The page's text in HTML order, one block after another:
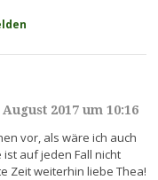
August 2017 um 10:16
vor, als wäre ich auch
ist auf jeden Fall nicht
Zeit weiterhin liebe Thea!